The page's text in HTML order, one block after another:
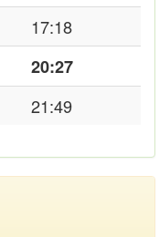
17:18
20:27
21:49